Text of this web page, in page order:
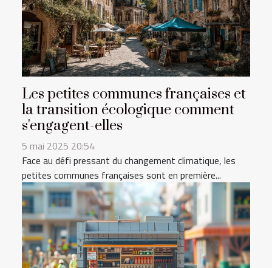
Les petites communes françaises et
la transition écologique comment
s'engagent-elles
5 mai 2025 20:54
Face au défi pressant du changement climatique, les
petites communes françaises sont en première...